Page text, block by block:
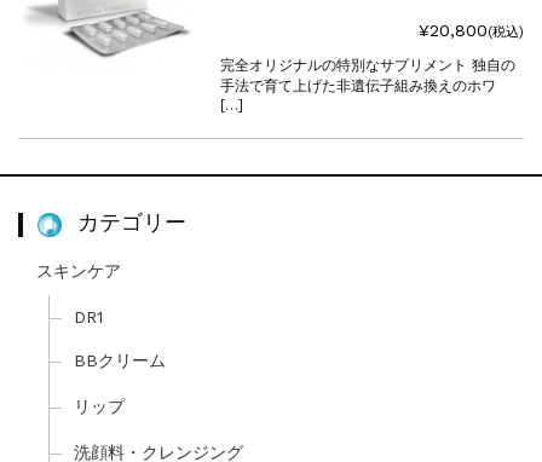
¥20,800(税込)
完全オリジナルの特別なサプリメント 独自の
手法で育て上げた非遺伝子組み換えのホワ
[…]
カテゴリー
スキンケア
DR1
BBクリーム
リップ
洗顔料・クレンジング